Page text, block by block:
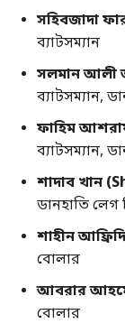
সহিবজাদা
ব্যাটসম্যান
সলমান আলী
ব্যাটসম্যান,
ফাহিম
ব্যাটসম্যান,
শাদাব খান
ডানহাতি
শাহীন
বোলার
আবরার
বোলার